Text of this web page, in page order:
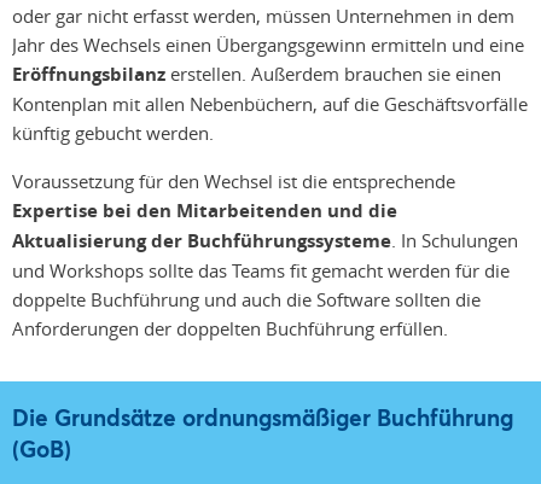
oder gar nicht erfasst werden, müssen Unternehmen in dem
Jahr des Wechsels einen Übergangsgewinn ermitteln und eine
Eröffnungsbilanz erstellen. Außerdem brauchen sie einen
Kontenplan mit allen Nebenbüchern, auf die Geschäftsvorfälle
künftig gebucht werden.
Voraussetzung für den Wechsel ist die entsprechende
Expertise bei den Mitarbeitenden und die
Aktualisierung der Buchführungssysteme . In Schulungen
und Workshops sollte das Teams fit gemacht werden für die
doppelte Buchführung und auch die Software sollten die
Anforderungen der doppelten Buchführung erfüllen.
Die Grundsätze ordnungsmäßiger Buchführung
(GoB)